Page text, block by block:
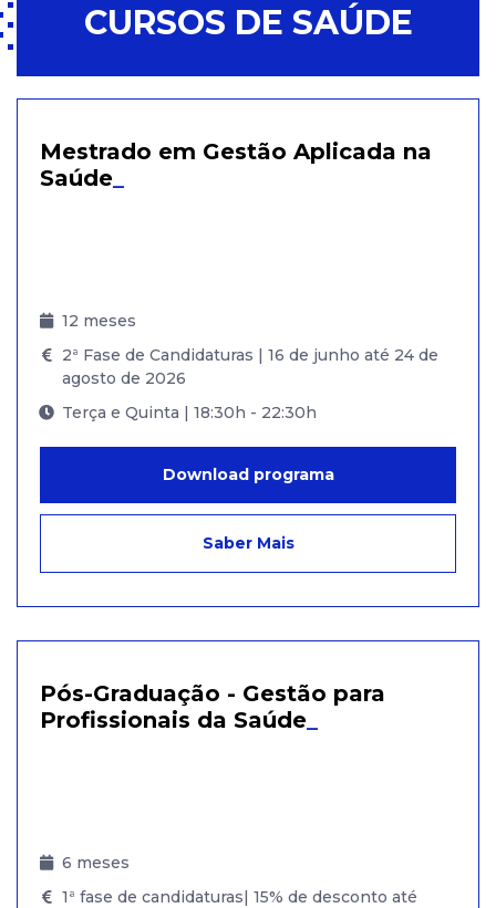
CURSOS DE SAÚDE
Mestrado em Gestão Aplicada na
Saúde
12 meses
2ª Fase de Candidaturas | 16 de junho até 24 de
agosto de 2026
Terça e Quinta | 18:30h - 22:30h
Download programa
Saber Mais
Pós-Graduação - Gestão para
Profissionais da Saúde
6 meses
1ª fase de candidaturas| 15% de desconto até